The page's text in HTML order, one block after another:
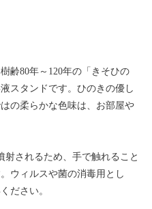
齢80年～120年の「きそひの
スタンドです。ひのきの優し
の柔らかな色味は、お部屋や
射されるため、手で触れること
ウィルスや菌の消毒用とし
ださい。